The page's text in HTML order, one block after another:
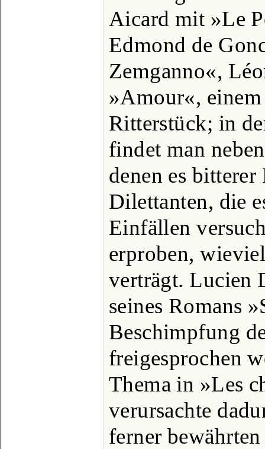
Aicard mit »Le
Edmond de
Zemganno«,
»Amour«,
Ritterstück; in
findet man
denen es
Dilettanten, die
Einfällen
erproben,
verträgt. Lucien
seines Romans
Beschimpfung
freigesprochen
Thema in »Les
verursachte
ferner